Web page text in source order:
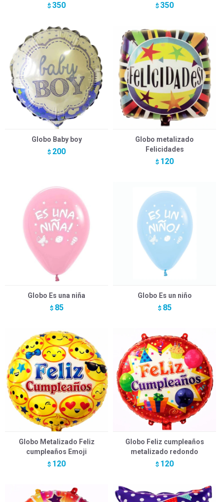
$ 350 $ 350
Globo Baby boy
$ 200
Globo metalizado
Felicidades
$ 120
Globo Es una niña
$ 85
Globo Es un niño
$ 85
Globo Metalizado Feliz
cumpleaños Emoji
$ 120
Globo Feliz cumpleaños
metalizado redondo
$ 120